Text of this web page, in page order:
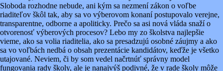
Sloboda rozhodne nebude, ani kým sa nezmení zákon o voľbe
riaditeľov škôl tak, aby sa vo výberovom konaní postupovalo verejne,
transparentne, odborne a apoliticky. Prečo sa asi nová vláda snaží o
otvorenosť výberových procesov? Lebo my zo školstva najlepšie
vieme, ako sa volia riaditelia, ako sa presadzujú osobné záujmy a ako
sa vo voľbách nedbá o obsah prezentácie kandidátov, keďže je všetko
utajované. Neviem, či by som vedel načrtnúť správny model
fungovania rady školy, ale je nanajvýš podivné, že v rade školy môže